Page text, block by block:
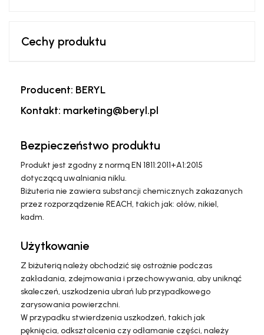
Cechy produktu
Producent: BERYL
Kontakt: marketing@beryl.pl
Bezpieczeństwo produktu
Produkt jest zgodny z normą EN 1811:2011+A1:2015
dotyczącą uwalniania niklu.
Biżuteria nie zawiera substancji chemicznych zakazanych
przez rozporządzenie REACH, takich jak: ołów, nikiel,
kadm.
Użytkowanie
Z biżuterią należy obchodzić się ostrożnie podczas
zakładania, zdejmowania i przechowywania, aby uniknąć
skaleczeń, uszkodzenia ubrań lub przypadkowego
zarysowania powierzchni.
W przypadku stwierdzenia uszkodzeń, takich jak
pęknięcia, odkształcenia czy odłamanie części, należy